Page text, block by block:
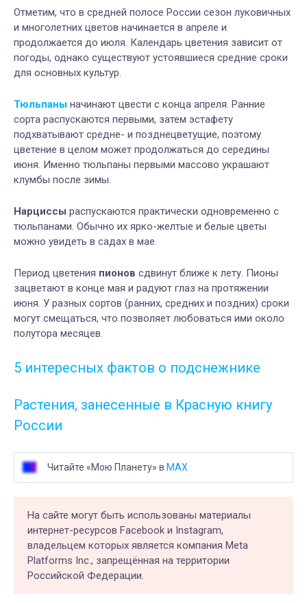
Отметим, что в средней полосе России сезон луковичных
и многолетних цветов начинается в апреле и
продолжается до июля. Календарь цветения зависит от
погоды, однако существуют устоявшиеся средние сроки
для основных культур.
Тюльпаны начинают цвести с конца апреля. Ранние
сорта распускаются первыми, затем эстафету
подхватывают средне- и позднецветущие, поэтому
цветение в целом может продолжаться до середины
июня. Именно тюльпаны первыми массово украшают
клумбы после зимы.
Нарциссы распускаются практически одновременно с
тюльпанами. Обычно их ярко-желтые и белые цветы
можно увидеть в садах в мае.
Период цветения пионов сдвинут ближе к лету. Пионы
зацветают в конце мая и радуют глаз на протяжении
июня. У разных сортов (ранних, средних и поздних) сроки
могут смещаться, что позволяет любоваться ими около
полутора месяцев.
5 интересных фактов о подснежнике
Растения, занесенные в Красную книгу
России
Читайте «Мою Планету» в MAX
На сайте могут быть использованы материалы
интернет-ресурсов Facebook и Instagram,
владельцем которых является компания Meta
Platforms Inc., запрещённая на территории
Российской Федерации.